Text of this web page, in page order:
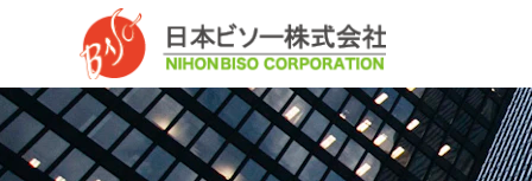
ッ
プ
ス
キ
ッ